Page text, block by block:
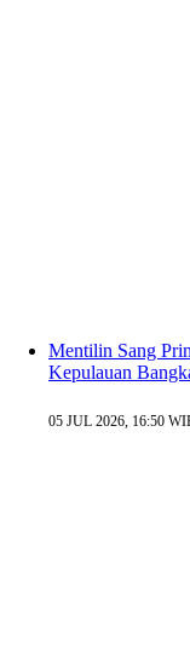
Mentilin Sang
Kepulauan
05 JUL 2026, 16:50